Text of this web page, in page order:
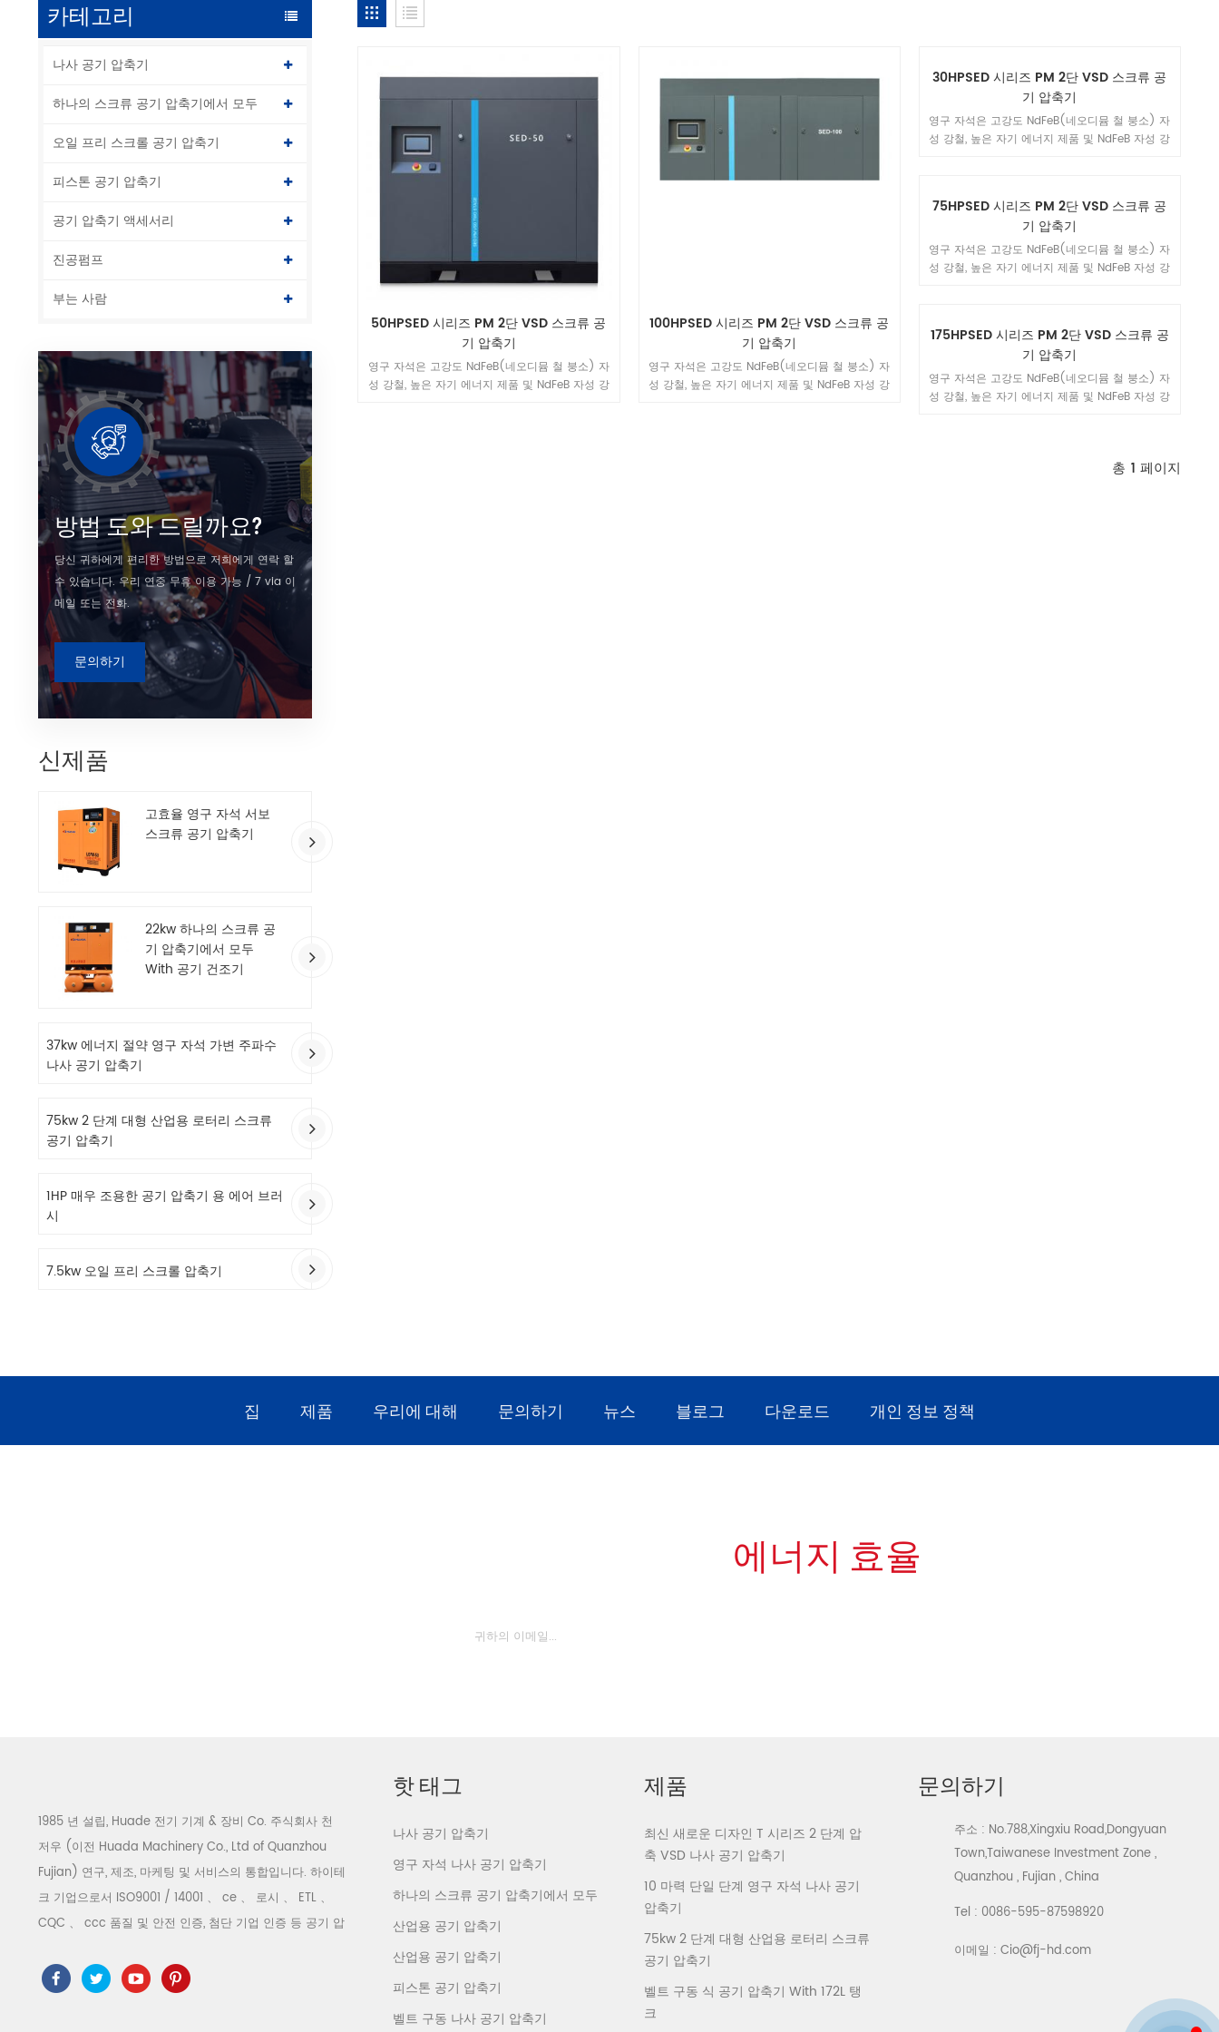
카테고리
나사 공기 압축기
하나의 스크류 공기 압축기에서 모두
오일 프리 스크롤 공기 압축기
피스톤 공기 압축기
공기 압축기 액세서리
진공펌프
부는 사람
방법 도와 드릴까요?
당신 귀하에게 편리한 방법으로 저희에게 연락 할
수 있습니다. 우리 연중 무휴 이용 가능 / 7 via 이
메일 또는 전화.
문의하기
신제품
고효율 영구 자석 서보
스크류 공기 압축기
22kw 하나의 스크류 공
기 압축기에서 모두
With 공기 건조기
37kw 에너지 절약 영구 자석 가변 주파수
나사 공기 압축기
75kw 2 단계 대형 산업용 로터리 스크류
공기 압축기
1HP 매우 조용한 공기 압축기 용 에어 브러
시
7.5kw 오일 프리 스크롤 압축기
50HPSED 시리즈 PM 2단 VSD 스크류 공
기 압축기
영구 자석은 고강도 NdFeB(네오디뮴 철 붕소) 자
성 강철, 높은 자기 에너지 제품 및 NdFeB 자성 강
100HPSED 시리즈 PM 2단 VSD 스크류 공
기 압축기
영구 자석은 고강도 NdFeB(네오디뮴 철 붕소) 자
성 강철, 높은 자기 에너지 제품 및 NdFeB 자성 강
30HPSED 시리즈 PM 2단 VSD 스크류 공
기 압축기
영구 자석은 고강도 NdFeB(네오디뮴 철 붕소) 자
성 강철, 높은 자기 에너지 제품 및 NdFeB 자성 강
75HPSED 시리즈 PM 2단 VSD 스크류 공
기 압축기
영구 자석은 고강도 NdFeB(네오디뮴 철 붕소) 자
성 강철, 높은 자기 에너지 제품 및 NdFeB 자성 강
175HPSED 시리즈 PM 2단 VSD 스크류 공
기 압축기
영구 자석은 고강도 NdFeB(네오디뮴 철 붕소) 자
성 강철, 높은 자기 에너지 제품 및 NdFeB 자성 강
총 1 페이지
집 제품 우리에 대해 문의하기 뉴스 블로그 다운로드 개인 정보 정책
에너지 효율
1985 년 설립, Huade 전기 기계 & 장비 Co. 주식회사 천
저우 (이전 Huada Machinery Co., Ltd of Quanzhou
Fujian) 연구, 제조, 마케팅 및 서비스의 통합입니다. 하이테
크 기업으로서 ISO9001 / 14001 、 ce 、 로시 、 ETL 、
CQC 、 ccc 품질 및 안전 인증, 첨단 기업 인증 등 공기 압
일 프리, 스크롤 유형, 피스톤 유형, 건조기, 필터, 배수기, 완
전한 공기 압축기 생산 라인 등이 포함됩니다. 보다 300 가
핫 태그
나사 공기 압축기
영구 자석 나사 공기 압축기
하나의 스크류 공기 압축기에서 모두
산업용 공기 압축기
산업용 공기 압축기
피스톤 공기 압축기
벨트 구동 나사 공기 압축기
제품
최신 새로운 디자인 T 시리즈 2 단계 압
축 VSD 나사 공기 압축기
10 마력 단일 단계 영구 자석 나사 공기
압축기
75kw 2 단계 대형 산업용 로터리 스크류
공기 압축기
벨트 구동 식 공기 압축기 With 172L 탱
크
문의하기
주소 : No.788,Xingxiu Road,Dongyuan
Town,Taiwanese Investment Zone ,
Quanzhou , Fujian , China
Tel : 0086-595-87598920
이메일 :Cio@fj-hd.com